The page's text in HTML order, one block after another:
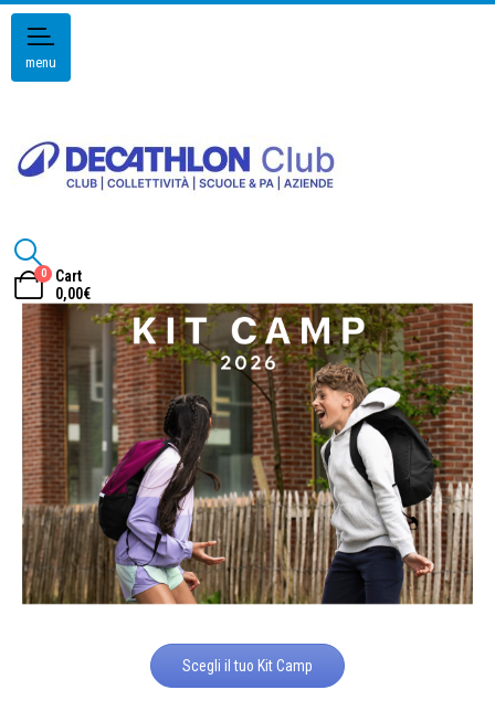
menu
0
Cart
0,00€
Scegli il tuo Kit Camp